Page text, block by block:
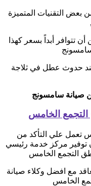
بعض التقنيات المتميزة
تتوافر أبداً بسعر كهذا
عند حدوث عطل في ثلاجة
صيانة سامسونج
التجمع الخامس
تعمل علي التأكد من
مركز خدمة رئيسي
التجمع الخامس
مع افضل وكلاء صيانة
الخامس